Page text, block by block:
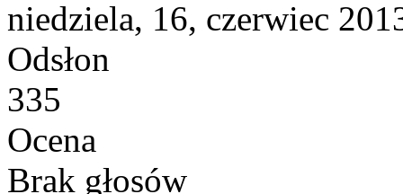
niedziela, 16, czerwiec
Odsłon
335
Ocena
Brak głosów